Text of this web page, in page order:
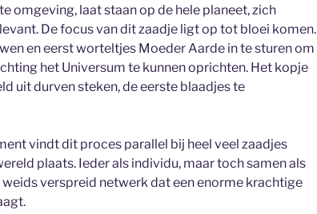
omgeving, laat staan op de hele planeet, zich
De focus van dit zaadje ligt op tot bloei komen.
en eerst worteltjes Moeder Aarde in te sturen om
het Universum te kunnen oprichten. Het kopje
uit durven steken, de eerste blaadjes te
vindt dit proces parallel bij heel veel zaadjes
plaats. Ieder als individu, maar toch samen als
weids verspreid netwerk dat een enorme krachtige